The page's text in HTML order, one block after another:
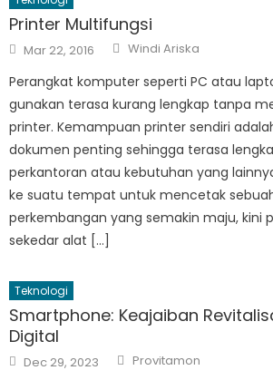
Printer Multifungsi
Posted
on
Mar 22, 2016 Author
Windi Ariska
Perangkat komputer seperti PC atau
gunakan terasa kurang lengkap tanpa
printer. Kemampuan printer sendiri
dokumen penting sehingga terasa
perkantoran atau kebutuhan yang
ke suatu tempat untuk mencetak
perkembangan yang semakin maju, kini
sekedar alat […]
Teknologi
Smartphone: Keajaiban
Digital
Posted
on
Dec 29, 2023 Author
Provitamon